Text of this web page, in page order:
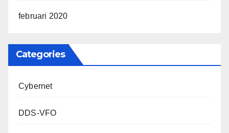
februari 2020
Categories
Cybernet
DDS-VFO